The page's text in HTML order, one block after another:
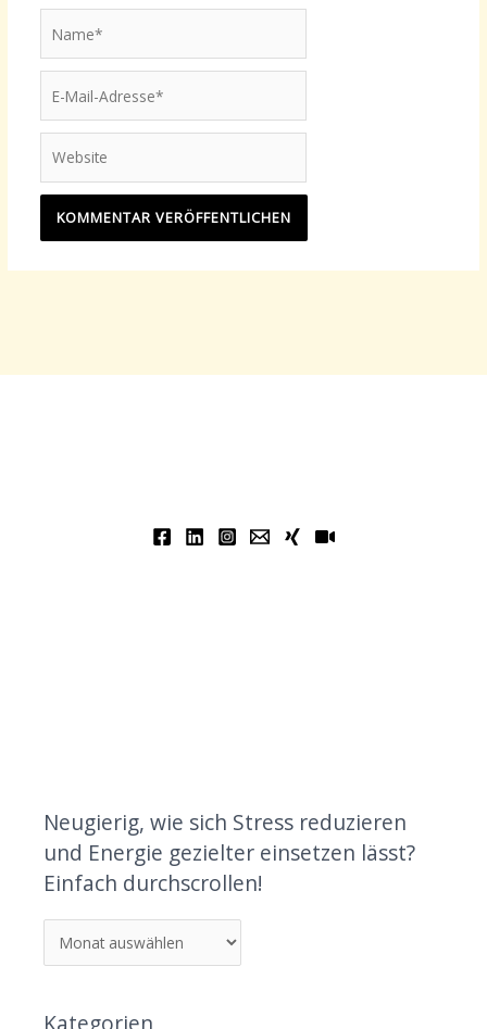
Mail-
Adresse*
Neugierig, wie sich Stress reduzieren
und Energie gezielter einsetzen lässt?
Einfach durchscrollen!
Kategorien